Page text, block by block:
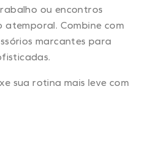
ou encontros
atemporal. Combine com
marcantes para
sua rotina mais leve com